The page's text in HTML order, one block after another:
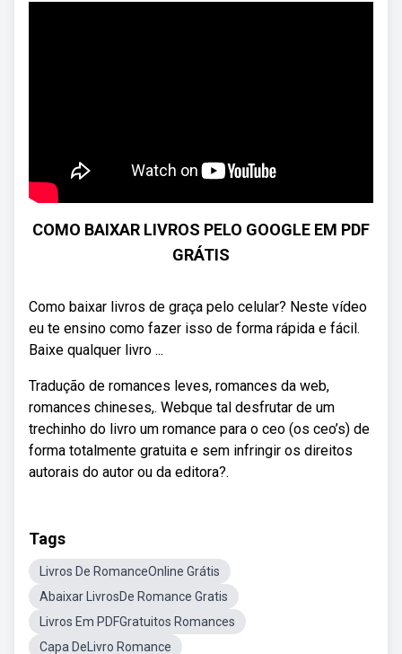
COMO BAIXAR LIVROS PELO GOOGLE EM PDF
GRÁTIS
Como baixar livros de graça pelo celular? Neste vídeo
eu te ensino como fazer isso de forma rápida e fácil.
Baixe qualquer livro ...
Tradução de romances leves, romances da web,
romances chineses,. Webque tal desfrutar de um
trechinho do livro um romance para o ceo (os ceo’s) de
forma totalmente gratuita e sem infringir os direitos
autorais do autor ou da editora?.
Tags
Livros De RomanceOnline Grátis
Abaixar LivrosDe Romance Gratis
Livros Em PDFGratuitos Romances
Capa DeLivro Romance